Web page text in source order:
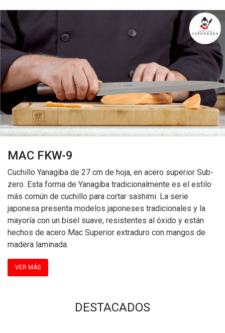
MAC FKW-9
Cuchillo Yanagiba de 27 cm de hoja, en acero superior Sub-
zero. Esta forma de Yanagiba tradicionalmente es el estilo
más común de cuchillo para cortar sashimi. La serie
japonesa presenta modelos japoneses tradicionales y la
mayoría con un bisel suave, resistentes al óxido y están
hechos de acero Mac Superior extraduro con mangos de
madera laminada.
VER MÁS
DESTACADOS